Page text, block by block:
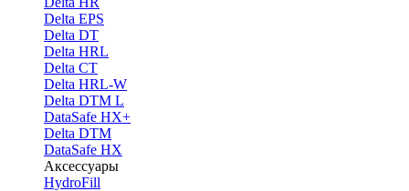
Delta EPS
Delta DT
Delta HRL
Delta CT
Delta HRL-W
Delta DTM L
DataSafe HX+
Delta DTM
DataSafe HX
Аксессуары
HydroFill